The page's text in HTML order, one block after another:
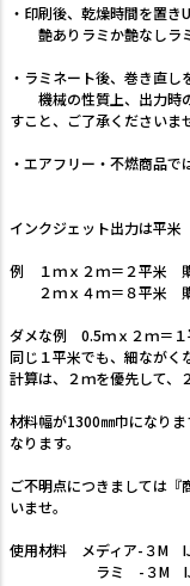
・印刷後、乾燥時間を置き
艶ありラミか艶なしラミ
・ラミネート後、巻き直し
機械の性質上、出力時
すこと、ご了承くださいま
・エアフリー・不燃商品で
インクジェット出力は平米
例 １ｍｘ２ｍ＝２平米
２ｍｘ４ｍ＝８平米
ダメな例 0.5ｍｘ２ｍ＝
同じ１平米でも、細ながく
計算は、２ｍを優先して、
材料幅が1300㎜巾になり
なります。
ご不明点につきましては『
いませ。
使用材料 メディア-３M
ラミ -３M